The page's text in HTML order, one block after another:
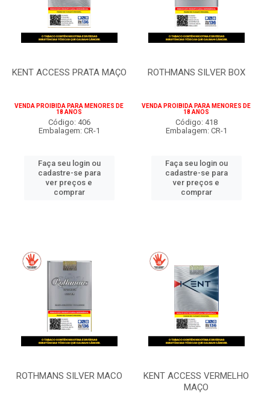
KENT ACCESS PRATA MAÇO
VENDA PROIBIDA PARA MENORES DE
18 ANOS
Código: 406
Embalagem: CR-1
Faça seu login ou
cadastre-se para
ver preços e
comprar
ROTHMANS SILVER BOX
VENDA PROIBIDA PARA MENORES DE
18 ANOS
Código: 418
Embalagem: CR-1
Faça seu login ou
cadastre-se para
ver preços e
comprar
ROTHMANS SILVER MACO
KENT ACCESS VERMELHO
MAÇO